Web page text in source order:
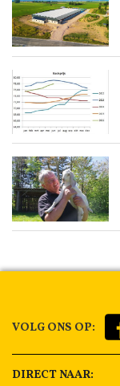
VOLG ONS OP:
DIRECT NAAR: